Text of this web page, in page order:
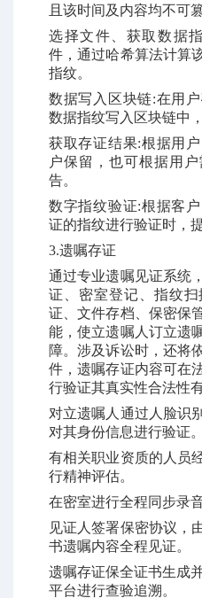
且该时间及内容均不可篡
选择文件、获取数据
件，通过哈希算法计算
指纹。
数据写入区块链:在用
数据指纹写入区块链中
获取存证结果:根据用
户保留，也可根据用
告。
数字指纹验证:根据客
证的指纹进行验证时，
3.遗嘱存证
通过专业遗嘱见证系统
证、密室登记、指纹
证、文件存档、保密保
能，使立遗嘱人订立遗
障。涉及诉讼时，还将
件，遗嘱存证内容可在
行验证其真实性合法性有
对立遗嘱人通过人脸识
对其身份信息进行验证。
有相关职业资质的人员
行精神评估。
在密室进行全程同步录
见证人签署保密协议，
书遗嘱内容全程见证。
遗嘱存证保全证书生成
平台进行查验追溯。